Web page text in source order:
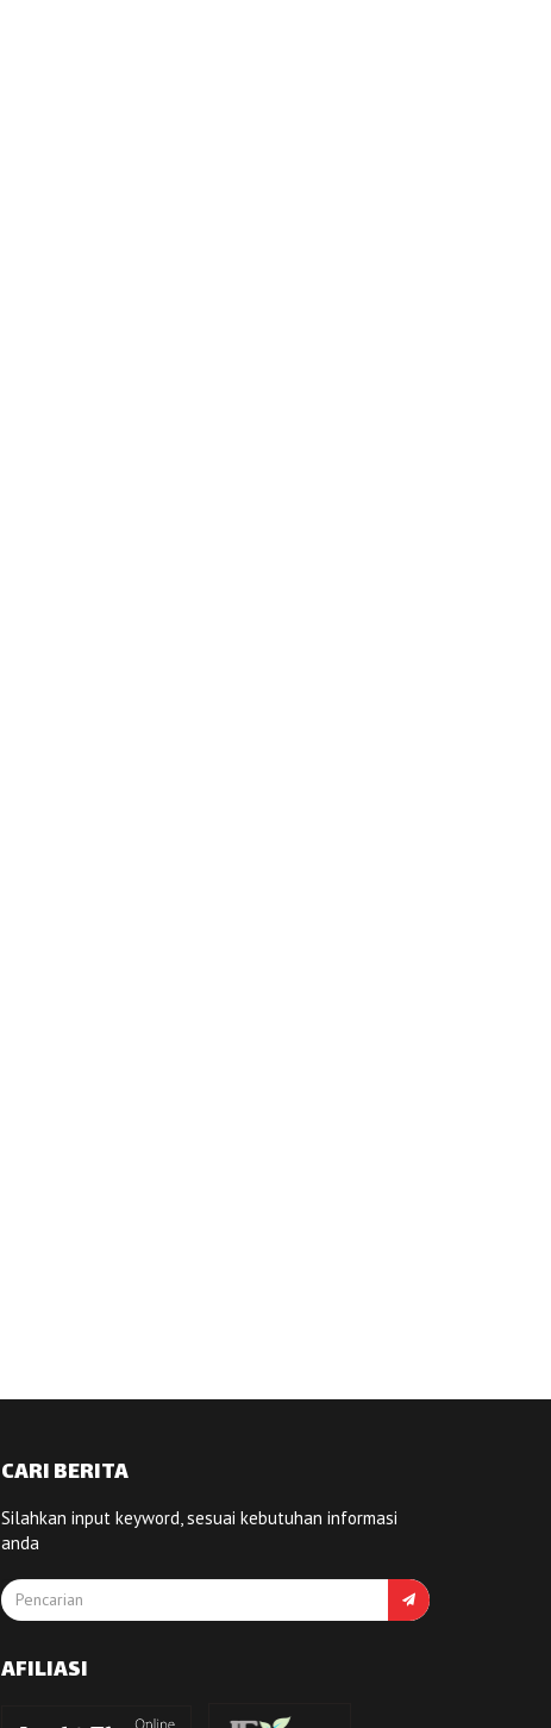
CARI BERITA
Silahkan input keyword, sesuai kebutuhan informasi
anda
AFILIASI